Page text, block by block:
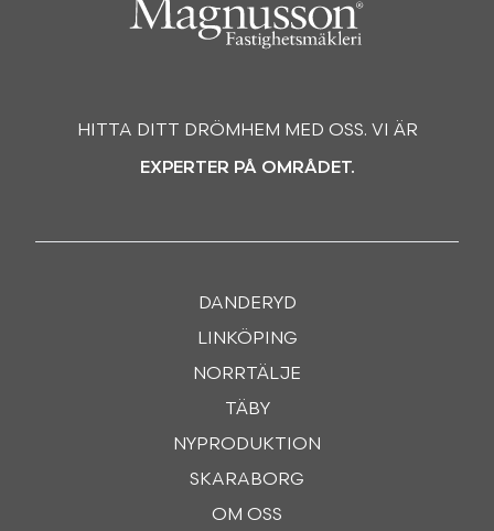
HITTA DITT DRÖMHEM MED OSS. VI ÄR
EXPERTER PÅ OMRÅDET.
DANDERYD
LINKÖPING
NORRTÄLJE
TÄBY
NYPRODUKTION
SKARABORG
OM OSS